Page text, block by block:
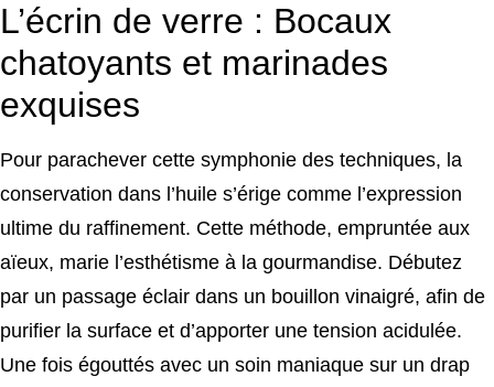
L’écrin de verre : Bocaux
chatoyants et marinades
exquises
Pour parachever cette symphonie des techniques, la
conservation dans l’huile s’érige comme l’expression
ultime du raffinement. Cette méthode, empruntée aux
aïeux, marie l’esthétisme à la gourmandise. Débutez
par un passage éclair dans un bouillon vinaigré, afin de
purifier la surface et d’apporter une tension acidulée.
Une fois égouttés avec un soin maniaque sur un drap